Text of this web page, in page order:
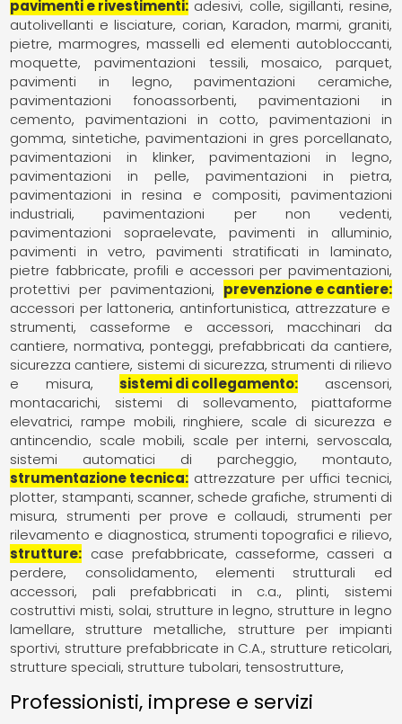
pavimenti e rivestimenti adesivi, colle, sigillanti, resine
autolivellanti e lisciature corian Karadon marmi, graniti,
pietre marmogres masselli ed elementi autobloccanti
moquette, pavimentazioni tessili
mosaico
parquet,
pavimenti in legno
pavimentazioni ceramiche
pavimentazioni fonoassorbenti
pavimentazioni in
cemento
pavimentazioni in cotto
pavimentazioni in
gomma, sintetiche pavimentazioni in gres porcellanato
pavimentazioni in klinker
pavimentazioni in legno
pavimentazioni in pelle
pavimentazioni in pietra
pavimentazioni in resina e compositi
pavimentazioni
industriali
pavimentazioni per non vedenti
pavimentazioni sopraelevate
pavimenti in alluminio
pavimenti in vetro
pavimenti stratificati in laminato
pietre fabbricate profili e accessori per pavimentazioni
protettivi per pavimentazioni
prevenzione e cantiere
accessori per lattoneria antinfortunistica attrezzature e
strumenti
casseforme e accessori
macchinari da
cantiere normativa ponteggi prefabbricati da cantiere
sicurezza cantiere sistemi di sicurezza strumenti di rilievo
e misura
sistemi di collegamento
ascensori
montacarichi, sistemi di sollevamento
piattaforme
elevatrici rampe mobili ringhiere
scale di sicurezza e
antincendio
scale mobili scale per interni
servoscala
sistemi automatici di parcheggio, montauto
strumentazione tecnica attrezzature per uffici tecnici
plotter, stampanti, scanner, schede grafiche strumenti di
misura
strumenti per prove e collaudi
strumenti per
rilevamento e diagnostica strumenti topografici e rilievo
strutture
case prefabbricate
casseforme, casseri a
perdere
consolidamento
elementi strutturali ed
accessori
pali prefabbricati in c.a. plinti
sistemi
costruttivi misti solai strutture in legno strutture in legno
lamellare
strutture metalliche
strutture per impianti
sportivi strutture prefabbricate in C.A. strutture reticolari
strutture speciali strutture tubolari tensostrutture
Professionisti, imprese e servizi